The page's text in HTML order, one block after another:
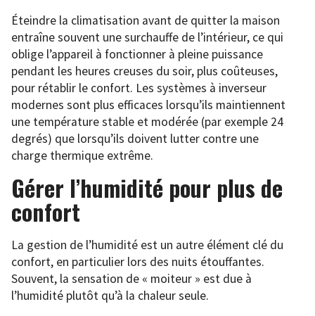
Éteindre la climatisation avant de quitter la maison
entraîne souvent une surchauffe de l’intérieur, ce qui
oblige l’appareil à fonctionner à pleine puissance
pendant les heures creuses du soir, plus coûteuses,
pour rétablir le confort. Les systèmes à inverseur
modernes sont plus efficaces lorsqu’ils maintiennent
une température stable et modérée (par exemple 24
degrés) que lorsqu’ils doivent lutter contre une
charge thermique extrême.
Gérer l’humidité pour plus de
confort
La gestion de l’humidité est un autre élément clé du
confort, en particulier lors des nuits étouffantes.
Souvent, la sensation de « moiteur » est due à
l’humidité plutôt qu’à la chaleur seule.